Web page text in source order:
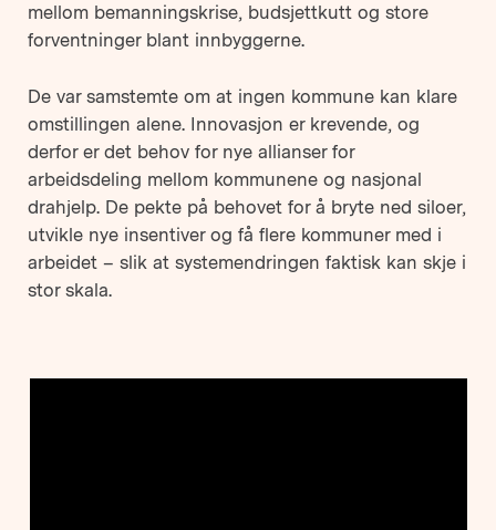
mellom bemanningskrise, budsjettkutt og store
forventninger blant innbyggerne.
De var samstemte om at ingen kommune kan klare
omstillingen alene. Innovasjon er krevende, og
derfor er det behov for nye allianser for
arbeidsdeling mellom kommunene og nasjonal
drahjelp. De pekte på behovet for å bryte ned siloer,
utvikle nye insentiver og få flere kommuner med i
arbeidet – slik at systemendringen faktisk kan skje i
stor skala.